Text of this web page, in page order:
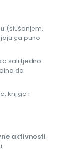
(slušanjem,
ga puno
sati tjedno
da
knjige i
aktivnosti